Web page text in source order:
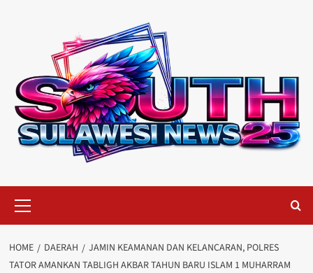
Menu
HOME DAERAH
JAMIN KEAMANAN DAN KELANCARAN, POLRES
TATOR AMANKAN TABLIGH AKBAR TAHUN BARU ISLAM 1 MUHARRAM